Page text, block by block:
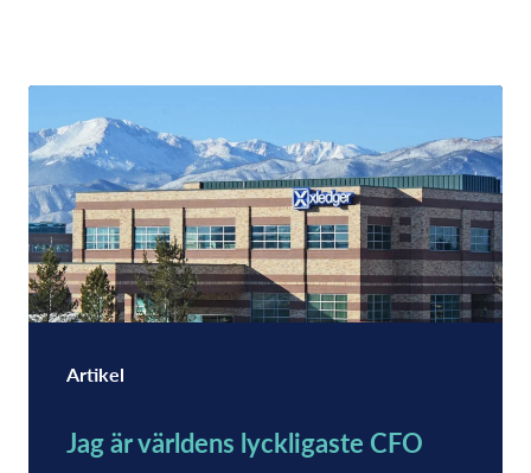
Artikel
Jag är världens lyckligaste CFO